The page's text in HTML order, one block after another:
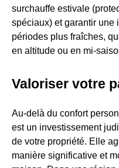
surchauffe estivale
spéciaux) et garantir une
périodes plus fraîches,
en altitude ou en mi-
Valoriser votre
Au-delà du confort
est un investissement
de votre propriété. Elle
manière significative et